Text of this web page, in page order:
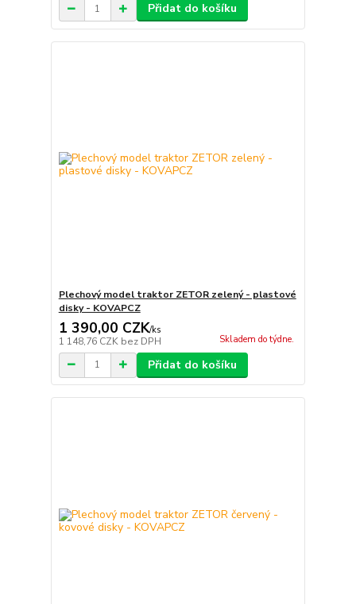
Přidat do košíku
Plechový model traktor ZETOR zelený - plastové
disky - KOVAPCZ
1 390,00 CZK/ks
1 148,76 CZK bez DPH Skladem do týdne.
Přidat do košíku